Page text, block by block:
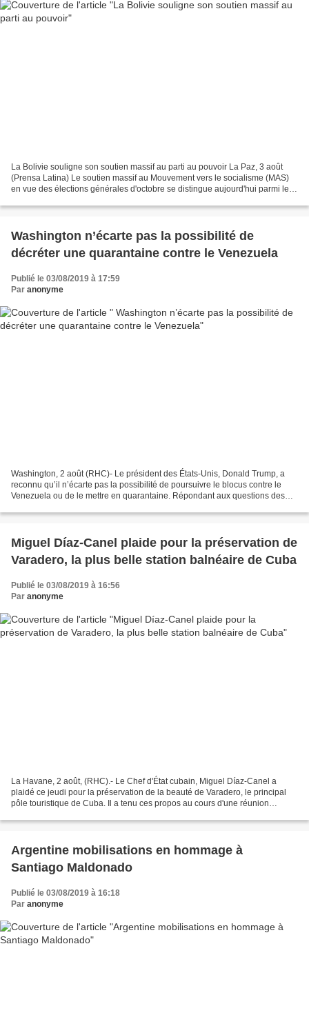
La Bolivie souligne son soutien massif au parti au pouvoir La Paz, 3 août
(Prensa Latina) Le soutien massif au Mouvement vers le socialisme (MAS)
en vue des élections générales d'octobre se distingue aujourd'hui parmi les
Washington n’écarte pas la possibilité de
décréter une quarantaine contre le Venezuela
Publié le 03/08/2019 à 17:59
Par anonyme
Washington, 2 août (RHC)- Le président des États-Unis, Donald Trump, a
reconnu qu’il n’écarte pas la possibilité de poursuivre le blocus contre le
Venezuela ou de le mettre en quarantaine. Répondant aux questions des
Miguel Díaz-Canel plaide pour la préservation de
Varadero, la plus belle station balnéaire de Cuba
Publié le 03/08/2019 à 16:56
Par anonyme
La Havane, 2 août, (RHC).- Le Chef d'État cubain, Miguel Díaz-Canel a
plaidé ce jeudi pour la préservation de la beauté de Varadero, le principal
pôle touristique de Cuba. Il a tenu ces propos au cours d'une réunion
Argentine mobilisations en hommage à
Santiago Maldonado
Publié le 03/08/2019 à 16:18
Par anonyme